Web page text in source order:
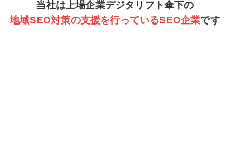
当社は上場企業デジタリフト傘下の
地域SEO対策の支援を行っているSEO企業です